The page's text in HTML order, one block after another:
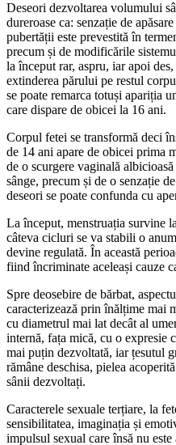
Deseori dezvoltarea volumului
dureroase ca: senzație de
pubertății este prevestită în
precum și de modificările
la început rar, aspru, iar apoi
extinderea părului pe restul
se poate remarca totuși apariția
care dispare de obicei la 16 ani.
Corpul fetei se transformă deci
de 14 ani apare de obicei prima
de o scurgere vaginală
sânge, precum și de o senzație
deseori se poate confunda cu
La început, menstruația survine
câteva cicluri se va stabili o
devine regulată. În această
fiind încriminate aceleași cauze
Spre deosebire de bărbat,
caracterizează prin înălțime mai
cu diametrul mai lat decât al
internă, fața mică, cu o expresie
mai puțin dezvoltată, iar țesutul
rămâne deschisa, pielea
sânii dezvoltați.
Caracterele sexuale terțiare, la
sensibilitatea, imaginația și
impulsul sexual care însă nu